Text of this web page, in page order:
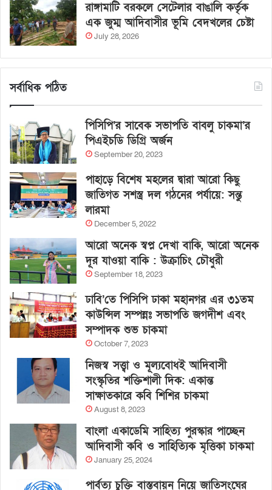
রাঙ্গামাটি বরকলে সেটেলার বাঙালি কর্তৃক
এক জুম্ম আদিবাসীর ভূমি বেদখলের চেষ্টা
July 28, 2026
সর্বাধিক পঠিত
পিসিপি’র সাবেক সভাপতি বাবলু চাকমা’র
পিএইচডি ডিগ্রি অর্জন
September 20, 2023
পাহাড়ে বিশেষ মহলের দ্বারা আরো কিছু
জাতিগত সশস্ত্র দল গঠনের পর্যায়ে: সন্তু
লারমা
December 5, 2022
আরো অনেক স্বপ্ন দেখা বাকি, আরো অনেক
দূর যাওয়া বাকি : উক্রাচিং চৌধুরী
September 18, 2023
ঢাবি’তে পিসিপি ঢাকা মহানগর এর ৩১তম
কাউন্সিল সম্পন্নঃ সভাপতি জগদীশ এবং
সম্পাদক শুভ চাকমা
October 7, 2023
নিজস্ব সত্ত্বা ও মূল্যবোধই আদিবাসী
সংস্কৃতির শক্তিশালী দিক: একান্ত
সাক্ষাতকারে কবি শিশির চাকমা
August 8, 2023
বাংলা একাডেমি সাহিত্য পুরস্কার পাচ্ছেন
আদিবাসী কবি ও সাহিত্যিক মৃত্তিকা চাকমা
January 25, 2024
পার্বত্য চুক্তি বাস্তবায়ন নিয়ে জাতিসংঘের